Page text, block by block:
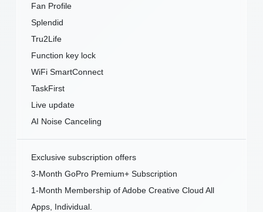
Fan Profile
Splendid
Tru2Life
Function key lock
WiFi SmartConnect
TaskFirst
Live update
AI Noise Canceling
Exclusive subscription offers
3-Month GoPro Premium+ Subscription
1-Month Membership of Adobe Creative Cloud All
Apps, Individual.